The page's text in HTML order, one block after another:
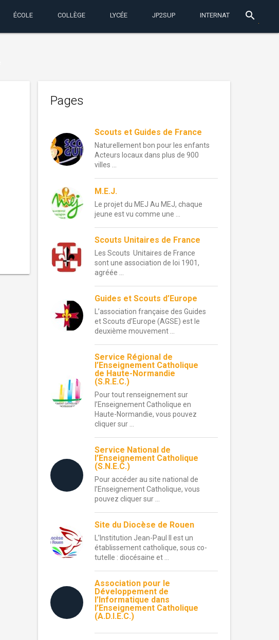
ÉCOLE COLLÈGE LYCÉE JP2SUP INTERNAT search
Pages
Scouts et Guides de France
Naturellement bon pour les enfants
Acteurs locaux dans plus de 900
villes ...
M.E.J.
Le projet du MEJ Au MEJ, chaque
jeune est vu comme une ...
Scouts Unitaires de France
Les Scouts Unitaires de France
sont une association de loi 1901,
agréée ...
Guides et Scouts d’Europe
L’association française des Guides
et Scouts d’Europe (AGSE) est le
deuxième mouvement ...
Service Régional de
l’Enseignement Catholique
de Haute-Normandie
(S.R.E.C.)
Pour tout renseignement sur
l’Enseignement Catholique en
Haute-Normandie, vous pouvez
cliquer sur ...
Service National de
l’Enseignement Catholique
(S.N.E.C.)
Pour accéder au site national de
l’Enseignement Catholique, vous
pouvez cliquer sur ...
Site du Diocèse de Rouen
L’Institution Jean-Paul II est un
établissement catholique, sous co-
tutelle : diocésaine et ...
Association pour le
Développement de
l’Informatique dans
l’Enseignement Catholique
(A.D.I.E.C.)